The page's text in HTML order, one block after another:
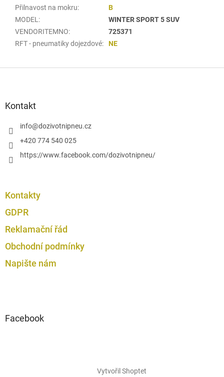
Přilnavost na mokru:
B
MODEL :
WINTER SPORT 5 SUV
VENDORITEMNO:
725371
RFT - pneumatiky dojezdové: NE
Kontakt
info@dozivotnipneu.cz
+420 774 540 025
https://www.facebook.com/dozivotnipneu/
Kontakty
GDPR
Reklamační řád
Obchodní podmínky
Napište nám
Facebook
Vytvořil Shoptet